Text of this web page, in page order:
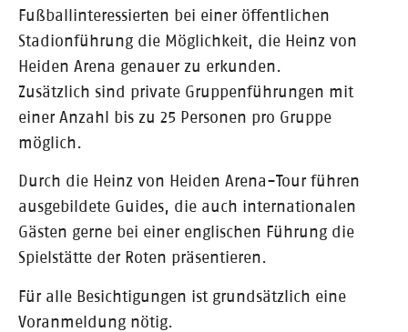
Fußballinteressierten bei einer öffentlichen
Stadionführung die Möglichkeit, die Heinz von
Heiden Arena genauer zu erkunden.
Zusätzlich sind private Gruppenführungen mit
einer Anzahl bis zu 25 Personen pro Gruppe
möglich.
Durch die Heinz von Heiden Arena-Tour führen
ausgebildete Guides, die auch internationalen
Gästen gerne bei einer englischen Führung die
Spielstätte der Roten präsentieren.
Für alle Besichtigungen ist grundsätzlich eine
Voranmeldung nötig.